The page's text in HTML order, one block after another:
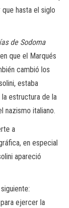
hasta el siglo
de Sodoma
que el Marqués
cambió los
estaba
estructura de la
nazismo italiano.
a
en especial
apareció
ejercer la